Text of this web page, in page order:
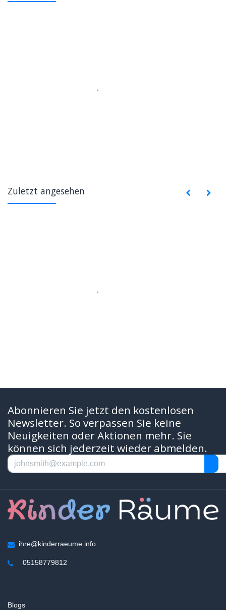
Zuletzt angesehen
Abonnieren Sie jetzt den kostenlosen
Newsletter. So verpassen Sie keine
Neuigkeiten oder Aktionen mehr. Sie
können sich jederzeit wieder abmelden.
ihre@kinderraeume.info
05158779812
Blogs